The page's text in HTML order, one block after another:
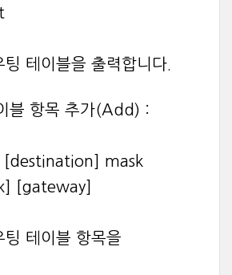
테이블을 출력합니다.
블 항목 추가(Add) :
mask
[gateway]
테이블 항목을